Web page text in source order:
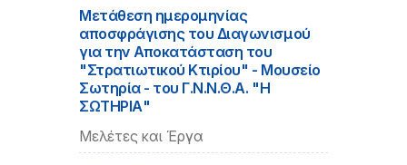
Μετάθεση ημερομηνίας
αποσφράγισης του Διαγωνισμού
για την Αποκατάσταση του
"Στρατιωτικού Κτιρίου" - Μουσείο
Σωτηρία - του Γ.Ν.Ν.Θ.Α. "Η
ΣΩΤΗΡΙΑ"
Μελέτες και Έργα